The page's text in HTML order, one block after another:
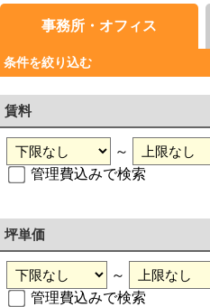
事務所・オフィス
条件を絞り込む
賃料
～
管理費込みで検索
坪単価
～
管理費込みで検索